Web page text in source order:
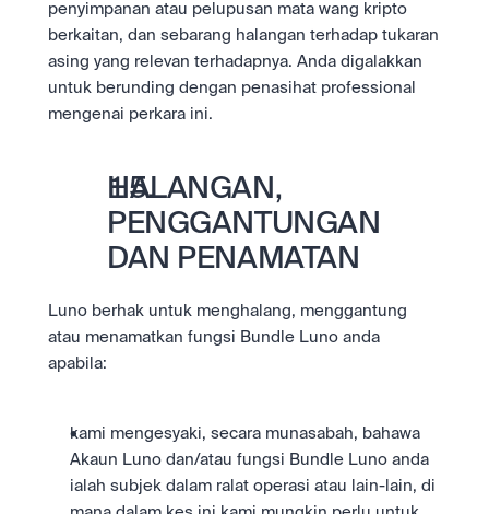
penyimpanan atau pelupusan mata wang kripto
berkaitan, dan sebarang halangan terhadap tukaran
asing yang relevan terhadapnya. Anda digalakkan
untuk berunding dengan penasihat professional
mengenai perkara ini.
HALANGAN,
PENGGANTUNGAN
DAN PENAMATAN
Luno berhak untuk menghalang, menggantung
atau menamatkan fungsi Bundle Luno anda
apabila:
kami mengesyaki, secara munasabah, bahawa
Akaun Luno dan/atau fungsi Bundle Luno anda
ialah subjek dalam ralat operasi atau lain-lain, di